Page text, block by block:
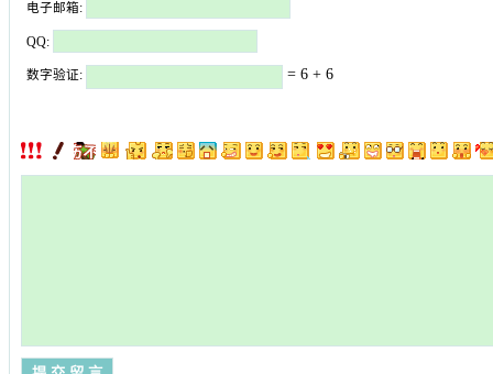
电子邮箱:
QQ:
数字验证: = 6 + 6